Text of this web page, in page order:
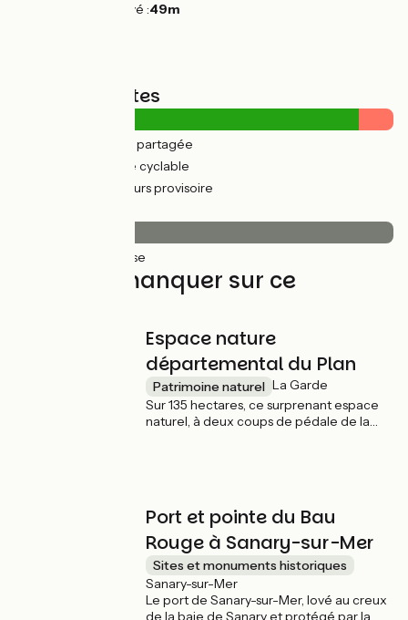
Point le plus élevé :49m
Types de routes
(21%) Route partagée
(79%) Voie cyclable
(10%) Parcours provisoire
(100%) Lisse
À ne pas manquer sur ce
Espace nature
départemental du Plan
Patrimoine naturel La Garde
Sur 135 hectares, ce surprenant espace
naturel, à deux coups de pédale de la
richesses ne sont pas visibles au premier
coup d’œil. Il faudra composer avec les
saisons, notamment pour avoir la chance
d’observer les oiseaux migrateurs.
Port et pointe du Bau
Rouge à Sanary-sur-Mer
Sites et monuments historiques
Sanary-sur-Mer
Le port de Sanary-sur-Mer, lové au creux
de la baie de Sanary et protégé par la